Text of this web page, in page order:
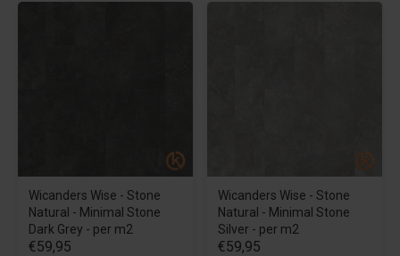
Wicanders Wise - Stone
Natural - Minimal Stone
Dark Grey - per m2
€59,95
Wicanders Wise - Stone
Natural - Minimal Stone
Silver - per m2
€59,95